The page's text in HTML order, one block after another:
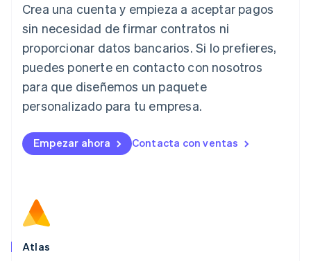
Crea una cuenta y empieza a aceptar pagos
sin necesidad de firmar contratos ni
proporcionar datos bancarios. Si lo prefieres,
puedes ponerte en contacto con nosotros
para que diseñemos un paquete
personalizado para tu empresa.
Empezar ahora Contacta con ventas
Atlas
Italia
English
Japón
日本語English
Letonia
Liechtenstein
DeutschEnglish
English
Luxemburgo
English
México
Español